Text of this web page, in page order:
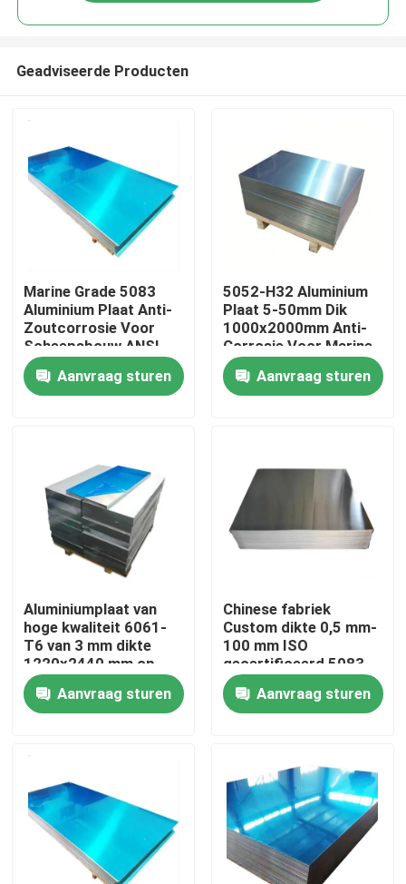
Thuis
video's
Over ons
Kwaliteitscontrole
Neem contact met ons op
Vraag een offerte
De Bladen van de roestvrij staalplaat
Geadviseerde Producten
Marine Grade 5083
Aluminium Plaat Anti-
Zoutcorrosie Voor
Scheepsbouw ANSI
Gecertificeerd
Aanvraag sturen
5052-H32 Aluminium
Plaat 5-50mm Dik
1000x2000mm Anti-
Corrosie Voor Marine
Constructie
Aanvraag sturen
Aluminiumplaat van
hoge kwaliteit 6061-
T6 van 3 mm dikte
1220x2440 mm op
maat gesneden voor
industriële toepassing
in de luchtvaart
Aanvraag sturen
Chinese fabriek
Custom dikte 0,5 mm-
100 mm ISO
gecertificeerd 5083
H111 legering 1060
Pure aluminium plaat
Aanvraag sturen